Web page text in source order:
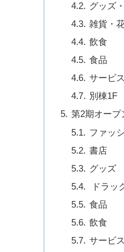
グッズ
雑貨・
飲食
食品
サービス
別棟1F
第2期オープ
ファッ
書店
グッズ
ドラッ
食品
飲食
サービス